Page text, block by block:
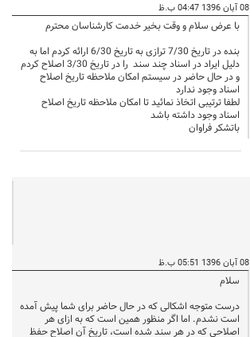
08 آبان 1396 04:47 ب.ظ
با عرض سلام و وقت بخیر خدمت کارشناسان محترم
بنده در تاریخ 7/30 ترازی به تاریخ 6/30 ارائه کردم اما به
دلیل ایراد در اسناد چند سند را در تاریخ 3/30 اصلاح کردم
و در حال حاضر در سیستم امکان ملاحظه تاریخ اصلاح
اسناد وجود ندارد
لطفا ترتیبی اتخاذ نمائید تا امکان ملاحظه تاریخ اصلاح
اسناد وجود داشته باشد
باتشکر فراوان
08 آبان 1396 05:51 ب.ظ
سلام
درست متوجه اشکالی که در حال حاضر برای شما پیش آمده
است نشدم. اما اگر منظور همین است که به ازای هر
اصلاحی که در هر سند شده است، تاریخ آن اصلاح حفظ